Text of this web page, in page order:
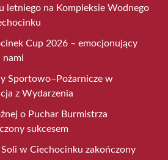
letniego na Kompleksie Wodnego
Cup 2026 – emocjonujący
nami
Sportowo–Pożarnicze w
z Wydarzenia
o Puchar Burmistrza
sukcesem
Soli w Ciechocinku zakończony